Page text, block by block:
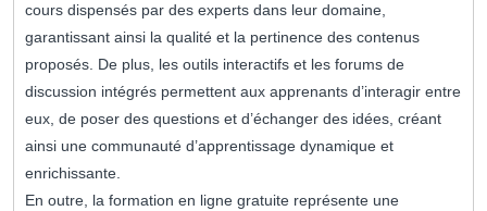
cours dispensés par des experts dans leur domaine,
garantissant ainsi la qualité et la pertinence des contenus
proposés. De plus, les outils interactifs et les forums de
discussion intégrés permettent aux apprenants d’interagir entre
eux, de poser des questions et d’échanger des idées, créant
ainsi une communauté d’apprentissage dynamique et
enrichissante.
En outre, la formation en ligne gratuite représente une